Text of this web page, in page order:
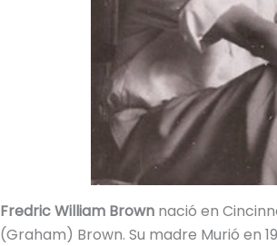
Fredric William Brown nació en
(Graham) Brown. Su madre Murió en